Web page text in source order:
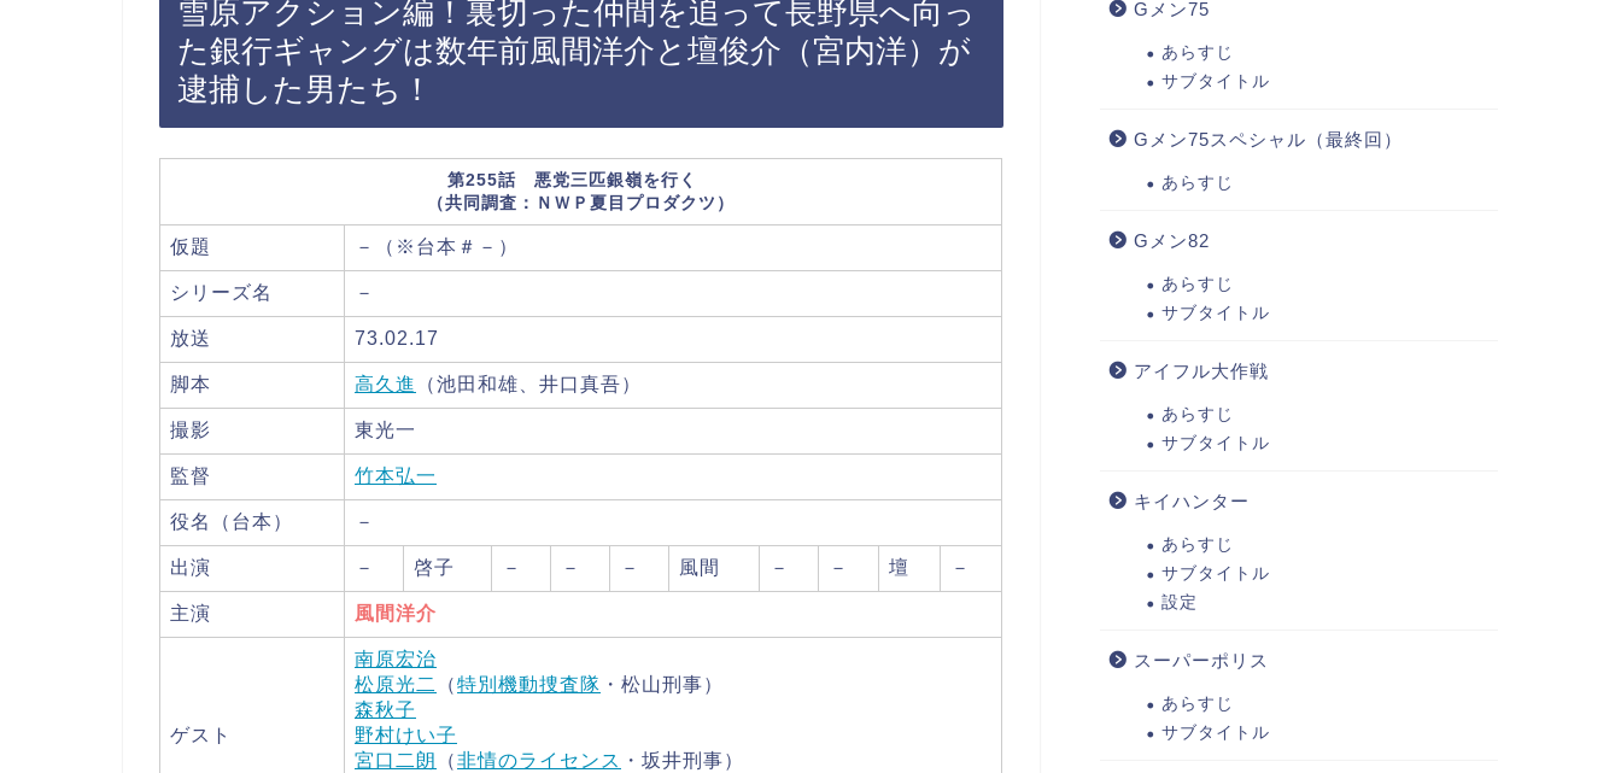
雪原アクション編！裏切った仲間を追って長野県へ向っ
た銀行ギャングは数年前風間洋介と壇俊介（宮内洋）が
逮捕した男たち！
第255話 悪党三匹銀嶺を行く
（共同調査：ＮＷＰ夏目プロダクツ）
仮題 －（※台本＃－）
シリーズ名 －
放送 73.02.17
脚本 高久進 （池田和雄、井口真吾）
撮影 東光一
監督 竹本弘一
役名（台本） －
出演 － 啓子 － － － 風間 － － 壇 －
主演 風間洋介
ゲスト
南原宏治
松原光二
（特別機動捜査隊 ・松山刑事）
森秋子
野村けい子
宮口二朗
（非情のライセンス ・坂井刑事）
Gメン75
あらすじ
サブタイトル
Gメン75スペシャル（最終回）
あらすじ
Gメン82
あらすじ
サブタイトル
アイフル大作戦
あらすじ
サブタイトル
キイハンター
あらすじ
サブタイトル
設定
スーパーポリス
あらすじ
サブタイトル